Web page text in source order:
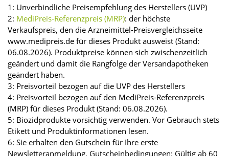
1: Unverbindliche Preisempfehlung des Herstellers (UVP)
2: MediPreis-Referenzpreis (MRP): der höchste
Verkaufspreis, den die Arzneimittel-Preisvergleichsseite
www.medipreis.de für dieses Produkt ausweist (Stand:
06.08.2026). Produktpreise können sich zwischenzeitlich
geändert und damit die Rangfolge der Versandapotheken
geändert haben.
3: Preisvorteil bezogen auf die UVP des Herstellers
4: Preisvorteil bezogen auf den MediPreis-Referenzpreis
(MRP) für dieses Produkt (Stand: 06.08.2026).
5: Biozidprodukte vorsichtig verwenden. Vor Gebrauch stets
Etikett und Produktinformationen lesen.
6: Sie erhalten den Gutschein für Ihre erste
Newsletteranmeldung. Gutscheinbedingungen: Gültig ab 60